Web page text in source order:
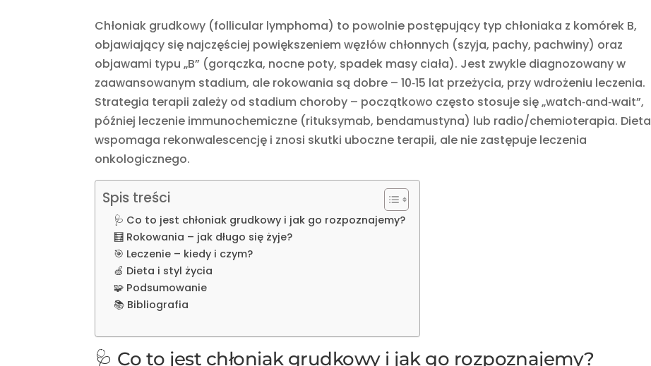
Chłoniak grudkowy (follicular lymphoma) to powolnie postępujący typ chłoniaka z komórek B,
objawiający się najczęściej powiększeniem węzłów chłonnych (szyja, pachy, pachwiny) oraz
objawami typu „B” (gorączka, nocne poty, spadek masy ciała). Jest zwykle diagnozowany w
zaawansowanym stadium, ale rokowania są dobre – 10‑15 lat przeżycia, przy wdrożeniu leczenia.
Strategia terapii zależy od stadium choroby – początkowo często stosuje się „watch‑and‑wait”,
później leczenie immunochemiczne (rituksymab, bendamustyna) lub radio/chemioterapia. Dieta
wspomaga rekonwalescencję i znosi skutki uboczne terapii, ale nie zastępuje leczenia
onkologicznego.
Spis treści
🩺 Co to jest chłoniak grudkowy i jak go rozpoznajemy?
🧮 Rokowania – jak długo się żyje?
🎯 Leczenie – kiedy i czym?
🍏 Dieta i styl życia
🧩 Podsumowanie
📚 Bibliografia
🩺 Co to jest chłoniak grudkowy i jak go rozpoznajemy?